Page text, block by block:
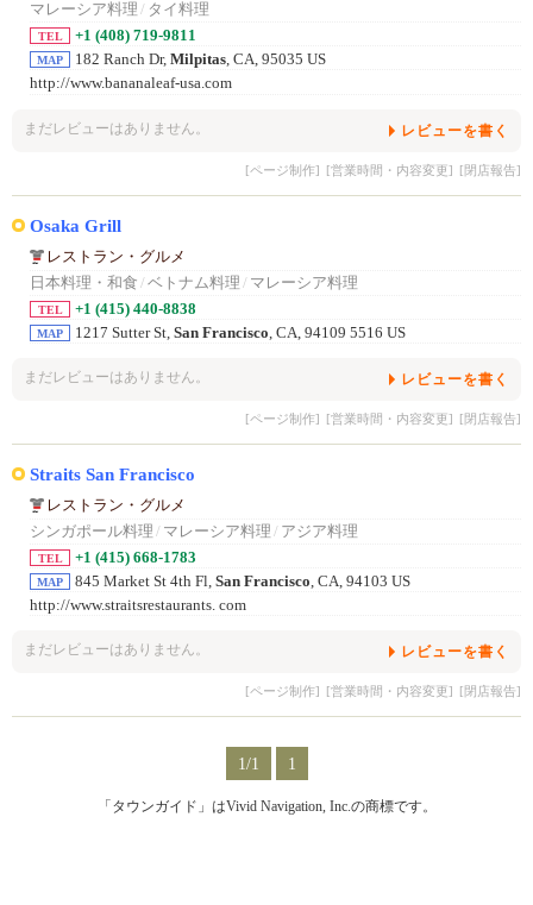
マレーシア料理 / タイ料理
TEL +1 (408) 719-9811
MAP 182 Ranch Dr, Milpitas, CA, 95035 US
http://www.bananaleaf-usa.com
まだレビューはありません。 レビューを書く
[ページ制作] [営業時間・内容変更] [閉店報告]
Osaka Grill
レストラン・グルメ
日本料理・和食 / ベトナム料理 / マレーシア料理
TEL +1 (415) 440-8838
MAP 1217 Sutter St, San Francisco , CA, 94109 5516 US
まだレビューはありません。 レビューを書く
[ページ制作] [営業時間・内容変更] [閉店報告]
Straits San Francisco
レストラン・グルメ
シンガポール料理 / マレーシア料理 / アジア料理
TEL +1 (415) 668-1783
MAP 845 Market St 4th Fl, San Francisco , CA, 94103 US
http://www.straitsrestaurants. com
まだレビューはありません。 レビューを書く
[ページ制作] [営業時間・内容変更] [閉店報告]
1/1 1
「タウンガイド」はVivid Navigation, Inc.の商標です。